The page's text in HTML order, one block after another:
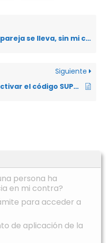
persona ha
en mi contra?
para acceder a
de aplicación de la
consentimiento, a mi hijo menor de edad?
Siguiente
¿Qué se necesita para reactivar el código SUPA después de haber solicitado la suspensión?